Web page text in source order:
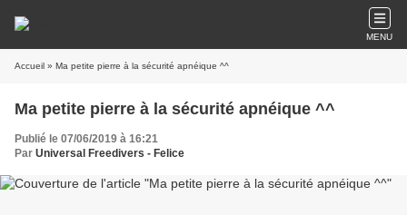
MENU
Accueil » Ma petite pierre à la sécurité apnéique ^^
Ma petite pierre à la sécurité apnéique ^^
Publié le 07/06/2019 à 16:21
Par Universal Freedivers - Felice